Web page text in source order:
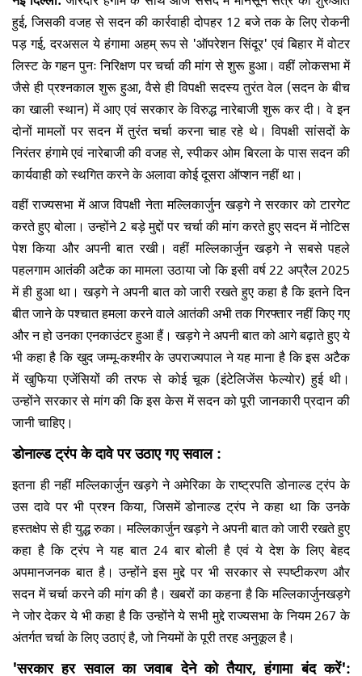
हुई, जिसकी वजह से सदन की कार्रवाही दोपहर 12 बजे तक के लिए रोकनी
पड़ गई, दरअसल ये हंगामा अहम् रूप से 'ऑपरेशन सिंदूर' एवं बिहार में वोटर
लिस्ट के गहन पुनः निरिक्षण पर चर्चा की मांग से शुरू हुआ। वहीं लोकसभा में
जैसे ही प्रश्नकाल शुरू हुआ, वैसे ही विपक्षी सदस्य तुरंत वेल (सदन के बीच
का खाली स्थान) में आए एवं सरकार के विरुद्ध नारेबाजी शुरू कर दी। वे इन
दोनों मामलों पर सदन में तुरंत चर्चा करना चाह रहे थे। विपक्षी सांसदों के
निरंतर हंगामे एवं नारेबाजी की वजह से, स्पीकर ओम बिरला के पास सदन की
कार्यवाही को स्थगित करने के अलावा कोई दूसरा ऑप्शन नहीं था।
वहीं राज्यसभा में आज विपक्षी नेता मल्लिकार्जुन खड़गे ने सरकार को टारगेट
करते हुए बोला। उन्होंने 2 बड़े मुद्दों पर चर्चा की मांग करते हुए सदन में नोटिस
पेश किया और अपनी बात रखी। वहीं मल्लिकार्जुन खड़गे ने सबसे पहले
पहलगाम आतंकी अटैक का मामला उठाया जो कि इसी वर्ष 22 अप्रैल 2025
में ही हुआ था। खड़गे ने अपनी बात को जारी रखते हुए कहा है कि इतने दिन
बीत जाने के पश्चात हमला करने वाले आतंकी अभी तक गिरफ्तार नहीं किए गए
और न हो उनका एनकाउंटर हुआ हैं। खड़गे ने अपनी बात को आगे बढ़ाते हुए ये
भी कहा है कि खुद जम्मू-कश्मीर के उपराज्यपाल ने यह माना है कि इस अटैक
में खुफिया एजेंसियों की तरफ से कोई चूक (इंटेलिजेंस फेल्योर) हुई थी।
उन्होंने सरकार से मांग की कि इस केस में सदन को पूरी जानकारी प्रदान की
जानी चाहिए।
डोनाल्ड ट्रंप के दावे पर उठाए गए सवाल :
इतना ही नहीं मल्लिकार्जुन खड़गे ने अमेरिका के राष्ट्रपति डोनाल्ड ट्रंप के
उस दावे पर भी प्रश्न किया, जिसमें डोनाल्ड ट्रंप ने कहा था कि उनके
हस्तक्षेप से ही युद्ध रुका। मल्लिकार्जुन खड़गे ने अपनी बात को जारी रखते हुए
कहा है कि ट्रंप ने यह बात 24 बार बोली है एवं ये देश के लिए बेहद
अपमानजनक बात है। उन्होंने इस मुद्दे पर भी सरकार से स्पष्टीकरण और
सदन में चर्चा करने की मांग की है। खबरों का कहना है कि मल्लिकार्जुनखड़गे
ने जोर देकर ये भी कहा है कि उन्होंने ये सभी मुद्दे राज्यसभा के नियम 267 के
अंतर्गत चर्चा के लिए उठाएं है, जो नियमों के पूरी तरह अनुकूल है।
'सरकार हर सवाल का जवाब देने को तैयार, हंगामा बंद करें':